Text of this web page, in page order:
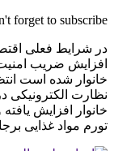
forget to subscribe!
در شرایط فعلی
افزایش ضریب
خانوار شده است
نظارت الکترونیکی
خانوار افزایش
تورم مواد غذایی